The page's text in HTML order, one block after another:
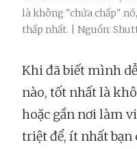
là không "chứa chấp"
thấp nhất. | Nguồn:
Khi đã biết mình
nào, tốt nhất là
hoặc gần nơi làm
triệt để, ít nhất bạn